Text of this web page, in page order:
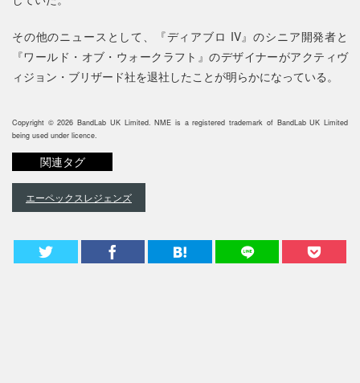
その他のニュースとして、『ディアブロ IV』のシニア開発者と
『ワールド・オブ・ウォークラフト』のデザイナーがアクティヴ
ィジョン・ブリザード社を退社したことが明らかになっている。
Copyright © 2026 BandLab UK Limited. NME is a registered trademark of BandLab UK Limited
being used under licence.
関連タグ
エーペックスレジェンズ